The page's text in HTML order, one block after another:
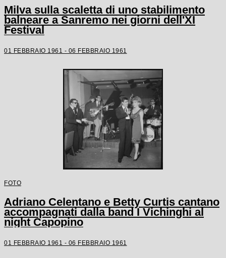
Milva sulla scaletta di uno stabilimento
balneare a Sanremo nei giorni dell'XI
Festival
01 FEBBRAIO 1961 - 06 FEBBRAIO 1961
FOTO
Adriano Celentano e Betty Curtis cantano
accompagnati dalla band I Vichinghi al
night Capopino
01 FEBBRAIO 1961 - 06 FEBBRAIO 1961